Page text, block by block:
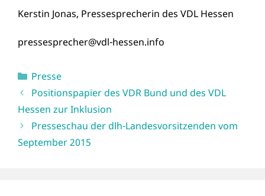
Kerstin Jonas, Pressesprecherin des VDL Hessen
pressesprecher@vdl-hessen.info
Kategorien
Presse
Positionspapier des VDR Bund und des VDL
Hessen zur Inklusion
Presseschau der dlh-Landesvorsitzenden vom
September 2015